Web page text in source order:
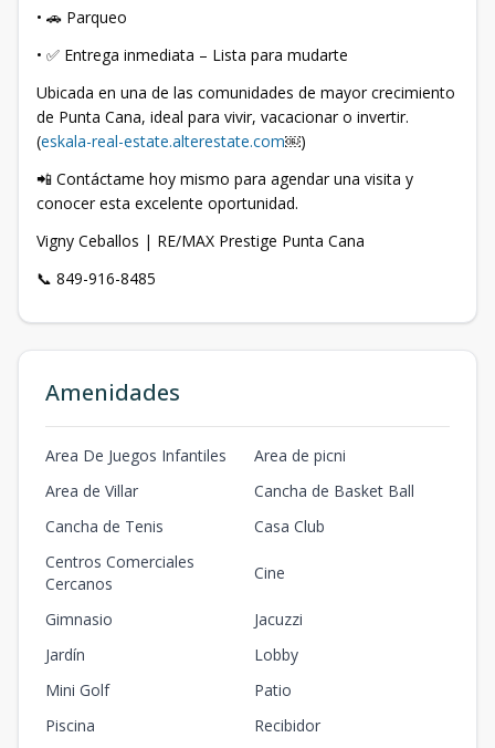
• 🚗 Parqueo
• ✅ Entrega inmediata – Lista para mudarte
Ubicada en una de las comunidades de mayor crecimiento
de Punta Cana, ideal para vivir, vacacionar o invertir.
(eskala-real-estate.alterestate.com⁠￼)
📲 Contáctame hoy mismo para agendar una visita y
conocer esta excelente oportunidad.
Vigny Ceballos | RE/MAX Prestige Punta Cana
📞 849-916-8485
Amenidades
Area De Juegos Infantiles
Area de picni
Area de Villar
Cancha de Basket Ball
Cancha de Tenis
Casa Club
Centros Comerciales
Cercanos
Cine
Gimnasio
Jacuzzi
Jardín
Lobby
Mini Golf
Patio
Piscina
Recibidor